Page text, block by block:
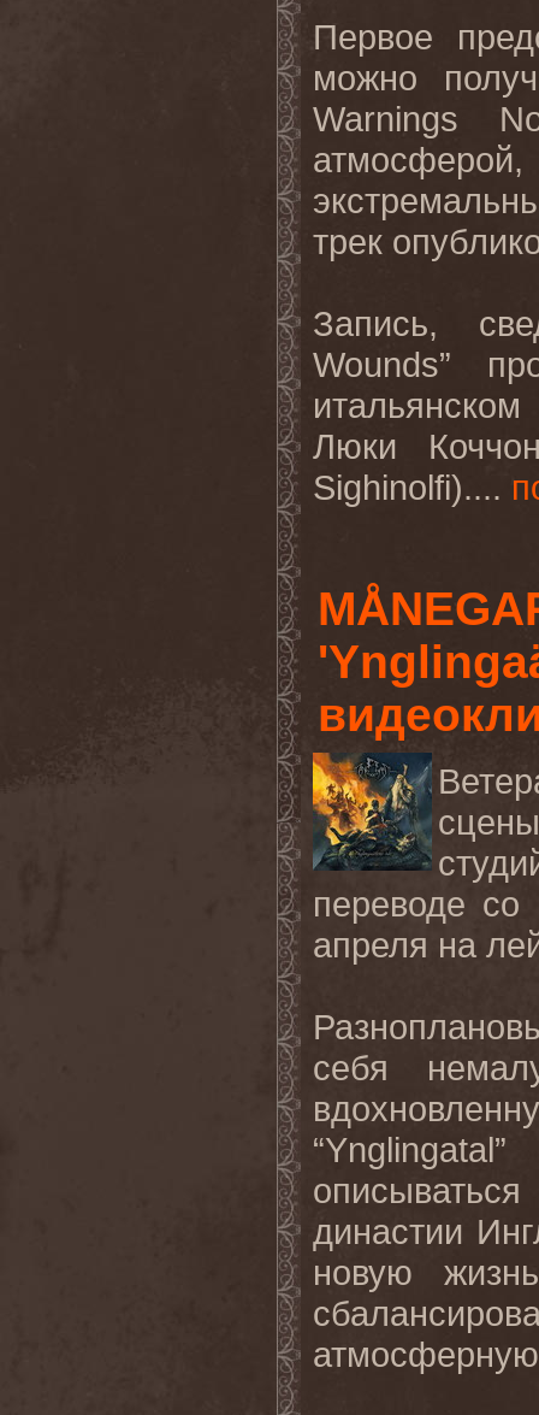
Первое
можно
Warnings
трек
Запись,
Wounds”
Люки
Sighinolfi)....
переводе со
апреля на
себя
“Ynglingatal”
династии
новую
атмосферную